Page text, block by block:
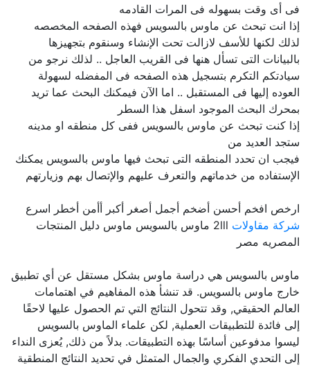
فى أى وقت بسهوله فى المرات القادمه
إذا انت تبحث عن ماوس بالسويس فهذه الصفحه المخصصه
لذلك لكنها للأسف لازالت تحت الإنشاء وسنقوم بتجهيزها
بالبيانات التى تسأل هنها فى القريب العاجل .. لذلك نرجو من
سيادتكم التكرم بتسجيل هذه الصفحه فى المفضله لسهولة
العوده إليها فى المستقبل .. اما الآن فيمكنك البحث عما تريد
بمحرك البحث الموجود اسفل هذا السطر
إذا كنت تبحث عن ماوس بالسويس ففى كل منطقه او مدينه
ستجد العديد من
فيجب ان تحدد المنطقه التى تبحث فيها ماوس بالسويس يمكنك
الإستفاده من خدماتهم والتعرف عليهم والإتصال بهم وزيارتهم
ارخص افخم أحسن أضخم أجمل أصغر أكبر أأمن أخطر اسرع
شركة مقاولات
2lll ماوس بالسويس ماوس دليل المنتجات
المصريه مصر
ماوس بالسويس هي دراسة ماوس بشكل مستقل عن أي تطبيق
خارج ماوس بالسويس. قد تنشأ هذه المفاهيم في اهتمامات
العالم الحقيقي, وقد تتحول النتائج التي تم الحصول عليها لاحقًا
إلى فائدة للتطبيقات العملية, لكن علماء الماوس بالسويس
ليسوا مدفوعين أساسًا بهذه التطبيقات. بدلاً من ذلك, يُعزى النداء
إلى التحدي الفكري والجمال المتمثل في تحديد النتائج المنطقية